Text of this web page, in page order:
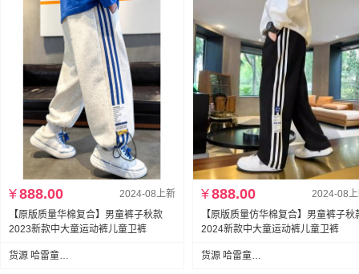
2024-08上新
¥888.00
【原版质量华棉复合】男童裤子秋款
2023新款中大童运动裤儿童卫裤
货源 哈雷童装网购
2024-08
¥888.00
【原版质量仿华棉复合】男童裤子秋
2024新款中大童运动裤儿童卫裤
货源 哈雷童装网购